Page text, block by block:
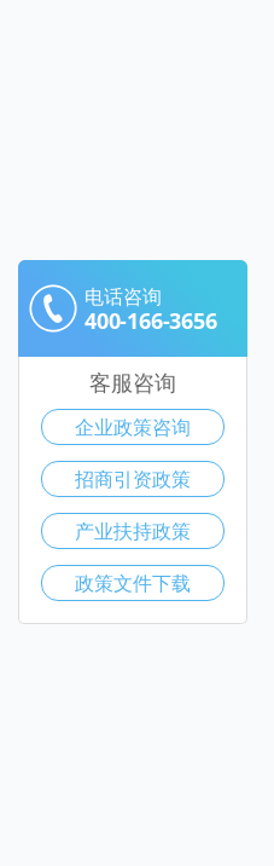
电话咨询
400-166-3656
客服咨询
企业政策咨询
招商引资政策
产业扶持政策
政策文件下载